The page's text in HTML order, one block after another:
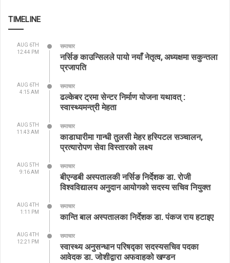
TIMELINE
AUG 6TH
12:44 PM
समाचार
नर्सिङ काउन्सिलले पायो नयाँ नेतृत्व, अध्यक्षमा सकुन्तला
प्रजापति
AUG 6TH
4:15 AM
समाचार
ढल्केबर ट्रमा सेन्टर निर्माण योजना यथावत् :
स्वास्थ्यमन्त्री मेहता
AUG 5TH
11:43 AM
समाचार
काडाघारीमा गान्धी तुलसी मेहर हस्पिटल सञ्चालन,
प्रत्यारोपण सेवा विस्तारको लक्ष्य
AUG 5TH
9:16 AM
समाचार
बीएन्डबी अस्पतालकी नर्सिङ निर्देशक डा. रोजी
विश्वविद्यालय अनुदान आयोगको सदस्य सचिव नियुक्त
AUG 4TH
1:11 PM
समाचार
कान्ति बाल अस्पतालका निर्देशक डा. पंकज राय हटाइए
AUG 4TH
12:21 PM
समाचार
स्वास्थ्य अनुसन्धान परिषद्का सदस्यसचिव पदका
आवेदक डा. जोशीद्वारा अफवाहको खण्डन